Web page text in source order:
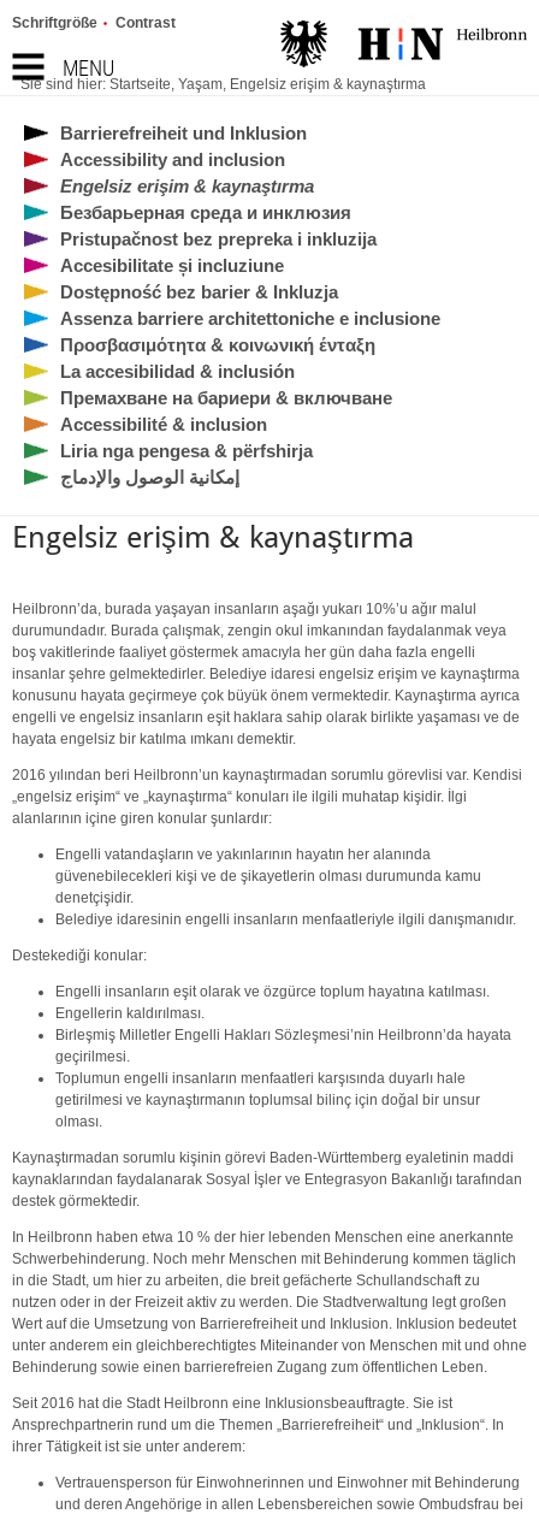
MENU
Schriftgröße Contrast
Sie sind hier: Startseite, Yaşam, Engelsiz erişim & kaynaştırma
Barrierefreiheit und Inklusion
Accessibility and inclusion
Engelsiz erişim & kaynaştırma
Безбарьерная среда и инклюзия
Pristupačnost bez prepreka i inkluzija
Accesibilitate și incluziune
Dostępność bez barier & Inkluzja
Assenza barriere architettoniche e inclusione
Προσβασιμότητα & κοινωνική ένταξη
La accesibilidad & inclusión
Премахване на бариери & включване
Accessibilité & inclusion
Liria nga pengesa & përfshirja
إمكانية الوصول والإدماج
Engelsiz erişim & kaynaştırma
Heilbronn’da, burada yaşayan insanların aşağı yukarı 10%’u ağır malul
durumundadır. Burada çalışmak, zengin okul imkanından faydalanmak veya
boş vakitlerinde faaliyet göstermek amacıyla her gün daha fazla engelli
insanlar şehre gelmektedirler. Belediye idaresi engelsiz erişim ve kaynaştırma
konusunu hayata geçirmeye çok büyük önem vermektedir. Kaynaştırma ayrıca
engelli ve engelsiz insanların eşit haklara sahip olarak birlikte yaşaması ve de
hayata engelsiz bir katılma ımkanı demektir.
2016 yılından beri Heilbronn’un kaynaştırmadan sorumlu görevlisi var. Kendisi
„engelsiz erişim“ ve „kaynaştırma“ konuları ile ilgili muhatap kişidir. İlgi
alanlarının içine giren konular şunlardır:
Engelli vatandaşların ve yakınlarının hayatın her alanında
güvenebilecekleri kişi ve de şikayetlerin olması durumunda kamu
denetçişidir.
Belediye idaresinin engelli insanların menfaatleriyle ilgili danışmanıdır.
Destekediği konular:
Engelli insanların eşit olarak ve özgürce toplum hayatına katılması.
Engellerin kaldırılması.
Birleşmiş Milletler Engelli Hakları Sözleşmesi’nin Heilbronn’da hayata
geçirilmesi.
Toplumun engelli insanların menfaatleri karşısında duyarlı hale
getirilmesi ve kaynaştırmanın toplumsal bilinç için doğal bir unsur
olması.
Kaynaştırmadan sorumlu kişinin görevi Baden-Württemberg eyaletinin maddi
kaynaklarından faydalanarak Sosyal İşler ve Entegrasyon Bakanlığı tarafından
destek görmektedir.
In Heilbronn haben etwa 10 % der hier lebenden Menschen eine anerkannte
Schwerbehinderung. Noch mehr Menschen mit Behinderung kommen täglich
in die Stadt, um hier zu arbeiten, die breit gefächerte Schullandschaft zu
nutzen oder in der Freizeit aktiv zu werden. Die Stadtverwaltung legt großen
Wert auf die Umsetzung von Barrierefreiheit und Inklusion. Inklusion bedeutet
unter anderem ein gleichberechtigtes Miteinander von Menschen mit und ohne
Behinderung sowie einen barrierefreien Zugang zum öffentlichen Leben.
Seit 2016 hat die Stadt Heilbronn eine Inklusionsbeauftragte. Sie ist
Ansprechpartnerin rund um die Themen „Barrierefreiheit“ und „Inklusion“. In
ihrer Tätigkeit ist sie unter anderem:
Vertrauensperson für Einwohnerinnen und Einwohner mit Behinderung
und deren Angehörige in allen Lebensbereichen sowie Ombudsfrau bei